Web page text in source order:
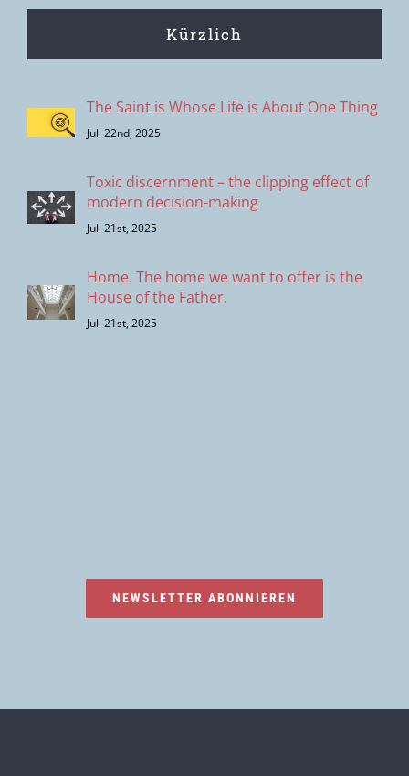
Kürzlich
The Saint is Whose Life is About One Thing
Juli 22nd, 2025
Toxic discernment – the clipping effect of
modern decision-making
Juli 21st, 2025
Home. The home we want to offer is the
House of the Father.
Juli 21st, 2025
NEWSLETTER ABONNIEREN